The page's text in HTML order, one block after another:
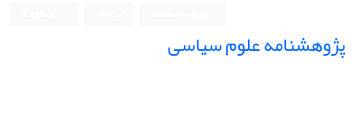
پژوهشنامه علوم سیاسی